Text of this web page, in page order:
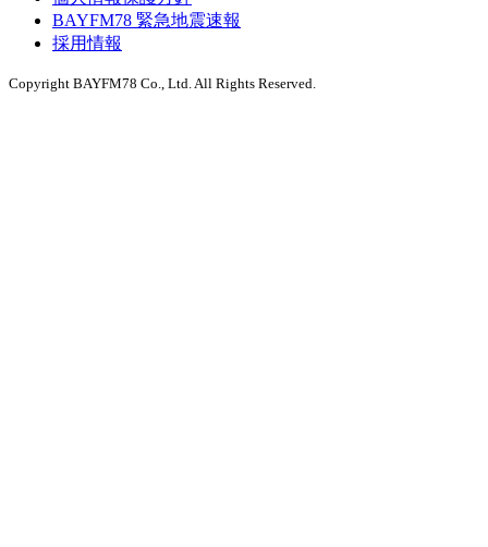
BAYFM78 緊急地震速報
採用情報
Copyright BAYFM78 Co., Ltd. All Rights Reserved.